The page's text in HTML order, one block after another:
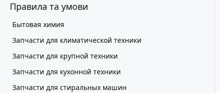
Правила та умови
Бытовая химия
Запчасти для климатической техники
Запчасти для крупной техники
Запчасти для кухонной техники
Запчасти для стиральных машин